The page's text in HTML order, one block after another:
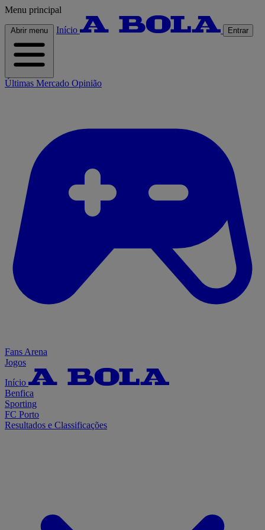
Menu principal
Abrir menu Início Entrar
Últimas Mercado Opinião
Fans Arena
Jogos
Início
Benfica
Sporting
FC Porto
Resultados e Classificações